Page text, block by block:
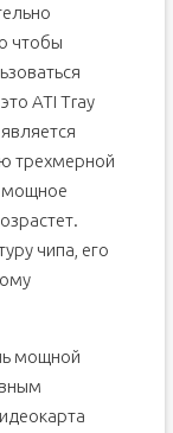
чтобы
ATI Tray
трехмерной
мощное
чипа, его
мощной